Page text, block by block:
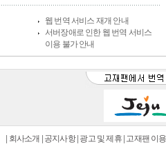
웹 번역 서비스 재개 안내
서버장애로 인한 웹 번역 서비스
이용 불가 안내
회사소개 공지사항| 광고 및 제휴| 고재팬 이